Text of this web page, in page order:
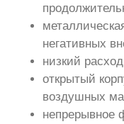
негативных
низкий
открытый
воздушных
непрерывное